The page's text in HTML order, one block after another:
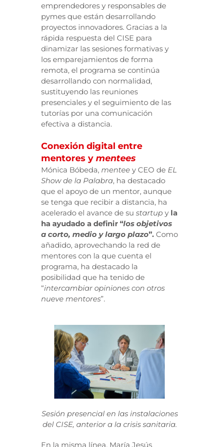
emprendedores y responsables de
pymes que están desarrollando
proyectos innovadores. Gracias a la
rápida respuesta del CISE para
dinamizar las sesiones formativas y
los emparejamientos de forma
remota, el programa se continúa
desarrollando con normalidad,
sustituyendo las reuniones
presenciales y el seguimiento de las
tutorías por una comunicación
efectiva a distancia.
Conexión digital entre
mentores y mentees
Mónica Bóbeda, mentee y CEO de EL
Show de la Palabra, ha destacado
que el apoyo de un mentor, aunque
se tenga que recibir a distancia, ha
acelerado el avance de su startup y la
ha ayudado a definir “los objetivos
a corto, medio y largo plazo”. Como
añadido, aprovechando la red de
mentores con la que cuenta el
programa, ha destacado la
posibilidad que ha tenido de
“intercambiar opiniones con otros
nueve mentores”.
Sesión presencial en las instalaciones
del CISE, anterior a la crisis sanitaria.
En la misma línea, María Jesús